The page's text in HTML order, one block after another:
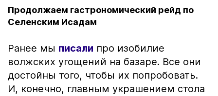
Продолжаем гастрономический рейд по
Селенским Исадам
Ранее мы писали про изобилие
волжских угощений на базаре. Все они
достойны того, чтобы их попробовать.
И, конечно, главным украшением стола